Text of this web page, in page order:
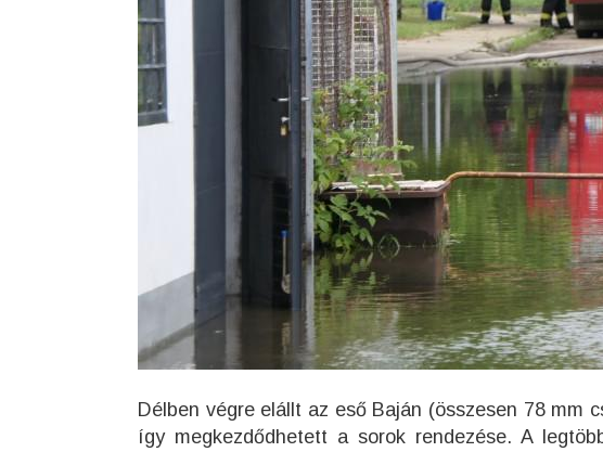
Délben végre elállt az eső Baján (összesen 78 mm
így megkezdődhetett a sorok rendezése. A